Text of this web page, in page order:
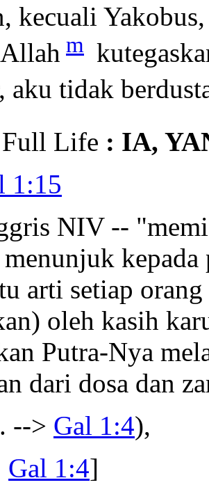
kecuali Yakobus,
m
aku tidak
Full Life : IA,
1:15
NIV --
kepada
arti setiap
oleh kasih
Putra-Nya
dari dosa dan
--> Gal 1:4),
Gal 1:4]